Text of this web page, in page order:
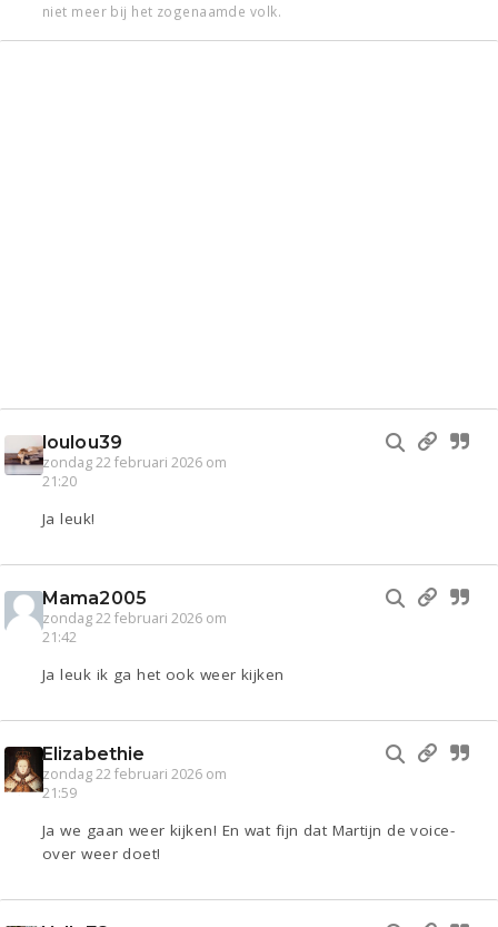
niet meer bij het zogenaamde volk.
loulou39
zondag 22 februari 2026 om
21:20
Ja leuk!
Mama2005
zondag 22 februari 2026 om
21:42
Ja leuk ik ga het ook weer kijken
Elizabethie
zondag 22 februari 2026 om
21:59
Ja we gaan weer kijken! En wat fijn dat Martijn de voice-
over weer doet!